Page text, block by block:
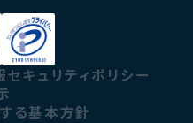
セキュリティポリシー
る基本方針